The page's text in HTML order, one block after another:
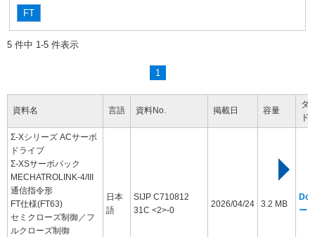
FT
5 件中 1-5 件表示
1
資料名 言語 資料No. 掲載日 容量
ダ
ド
Σ-Xシリーズ ACサーボ
ドライブ
Σ-XSサーボパック
MECHATROLINK-4/III
通信指令形
FT仕様(FT63)
セミクローズ制御／フ
ルクローズ制御
日本
語
SIJP C710812
31C <2>-0
2026/04/24 3.2 MB
ージ